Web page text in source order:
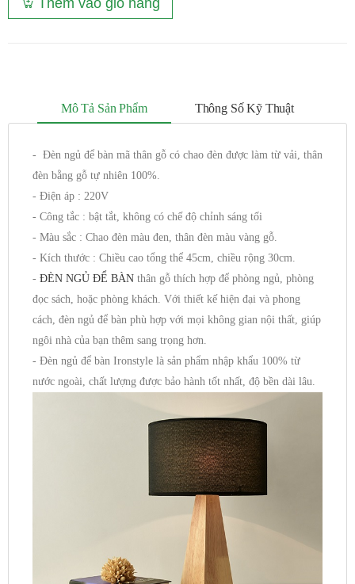
Thêm vào giỏ hàng
Mô Tả Sản Phẩm Thông Số Kỹ Thuật
- Đèn ngủ để bàn mã thân gỗ có chao đèn được làm từ vải, thân
đèn bằng gỗ tự nhiên 100%.
- Điện áp : 220V
- Công tắc : bật tắt, không có chế độ chỉnh sáng tối
- Màu sắc : Chao đèn màu đen, thân đèn màu vàng gỗ.
- Kích thước : Chiều cao tổng thể 45cm, chiều rộng 30cm.
- ĐÈN NGỦ ĐỂ BÀN thân gỗ thích hợp để phòng ngủ, phòng
đọc sách, hoặc phòng khách. Với thiết kế hiện đại và phong
cách, đèn ngủ để bàn phù hợp với mọi không gian nội thất, giúp
ngôi nhà của bạn thêm sang trọng hơn.
- Đèn ngủ để bàn Ironstyle là sản phẩm nhập khẩu 100% từ
nước ngoài, chất lượng được bảo hành tốt nhất, độ bền dài lâu.